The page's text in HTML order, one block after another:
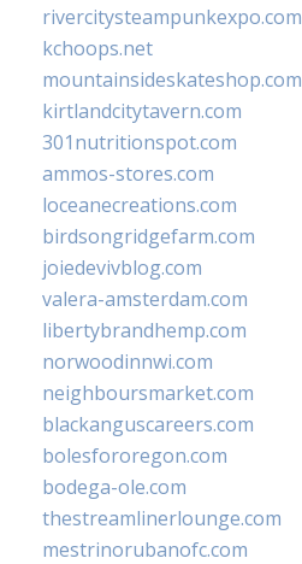
rivercitysteampunkexpo.com
kchoops.net
mountainsideskateshop.com
kirtlandcitytavern.com
301nutritionspot.com
ammos-stores.com
loceanecreations.com
birdsongridgefarm.com
joiedevivblog.com
valera-amsterdam.com
libertybrandhemp.com
norwoodinnwi.com
neighboursmarket.com
blackanguscareers.com
bolesfororegon.com
bodega-ole.com
thestreamlinerlounge.com
mestrinorubanofc.com